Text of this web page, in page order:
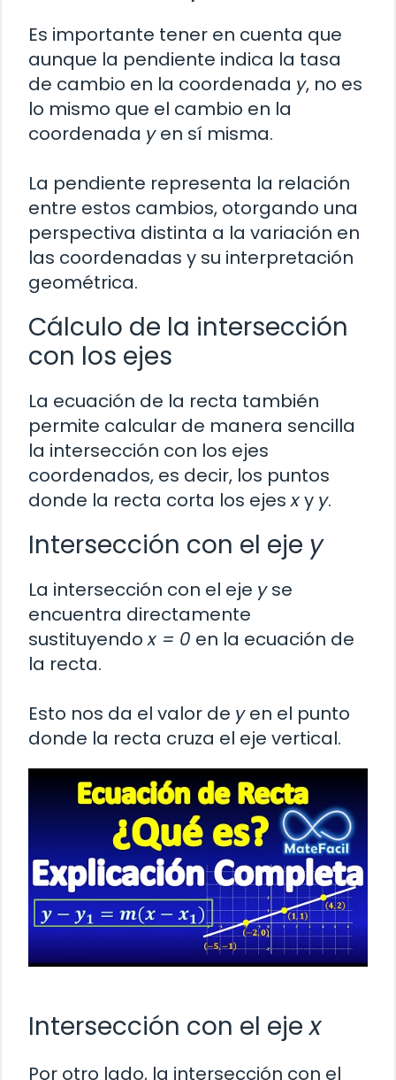
Es importante tener en cuenta que
aunque la pendiente indica la tasa
de cambio en la coordenada y, no es
lo mismo que el cambio en la
coordenada yen sí misma.
La pendiente representa la relación
entre estos cambios, otorgando una
perspectiva distinta a la variación en
las coordenadas y su interpretación
geométrica.
Cálculo de la intersección
con los ejes
La ecuación de la recta también
permite calcular de manera sencilla
la intersección con los ejes
coordenados, es decir, los puntos
donde la recta corta los ejesxy y.
Intersección con el eje y
La intersección con el eje yse
encuentra directamente
sustituyendox = 0 en la ecuación de
la recta.
Esto nos da el valor de yen el punto
donde la recta cruza el eje vertical.
Intersección con el ejex
Por otro lado, la intersección con el